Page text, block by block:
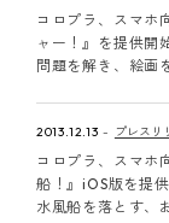
コロプラ、スマホ
ャー！』を提供開
問題を解き、絵画
2013.12.13 プレスリ
コロプラ、スマホ
船！』iOS版を提
水風船を落とす、